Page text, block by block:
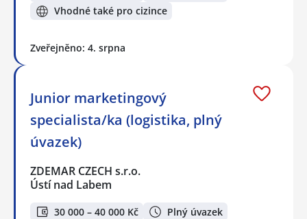
Vhodné také pro cizince
Zveřejněno: 4. srpna
Junior marketingový
specialista/ka (logistika, plný
úvazek)
ZDEMAR CZECH s.r.o.
Ústí nad Labem
30 000 – 40 000 Kč
Plný úvazek